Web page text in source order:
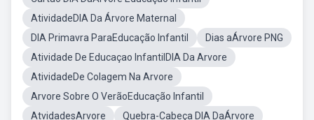
AtividadeDIA Da Árvore Maternal
DIA Primavra ParaEducação Infantil
Dias aÁrvore PNG
Atividade De Educaçao InfantilDIA Da Arvore
AtividadeDe Colagem Na Arvore
Arvore Sobre O VerãoEducação Infantil
AtvidadesArvore
Quebra-Cabeça DIA DaÁrvore